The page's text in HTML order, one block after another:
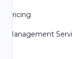
Pricing
Management